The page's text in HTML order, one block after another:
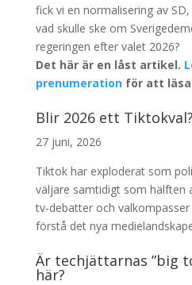
fick vi en normalisering av
vad skulle ske om
regeringen efter valet 2026?
Det här är en låst artikel.
prenumerationför att läsa
Blir 2026 ett Tiktokval?
27 juni, 2026
Tiktok har exploderat som
väljare samtidigt som hälften
tv-debatter och valkompasser
förstå det nya
Är techjättarnas ”big
här?